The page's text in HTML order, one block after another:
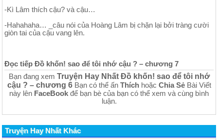
-Kì Lâm thích cậu? và cậu…
-Hahahaha… _câu nói của Hoàng Lâm bị chặn lại bởi tràng cười
giòn tai của cậu vang lên.
Đọc tiếp Đồ khốn! sao để tôi nhớ cậu ? – chương 7
Bạn đang xem Truyện Hay Nhất Đồ khốn! sao để tôi nhớ
cậu ? – chương 6Bạn có thể ấn Thíchhoặc Chia SẻBài Viết
này lên FaceBook để bạn bè của bạn có thể xem và cùng bình
luận.
Truyện Hay Nhất Khác